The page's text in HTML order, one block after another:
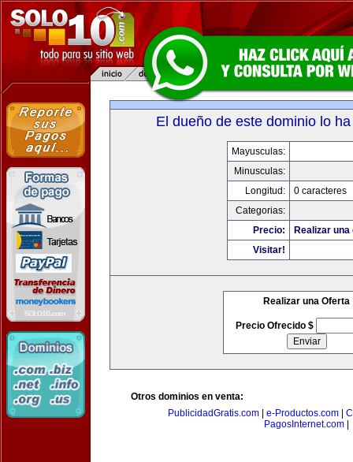
El dueño de este dominio lo
Mayusculas:
Minusculas:
Longitud:
0 caracteres
Categorias:
Precio:
Realizar
Visitar!
Realizar una Oferta
Precio Ofrecido $
Otros dominios en venta:
PublicidadGratis.com
e-Productos.com
PagosInternet.com